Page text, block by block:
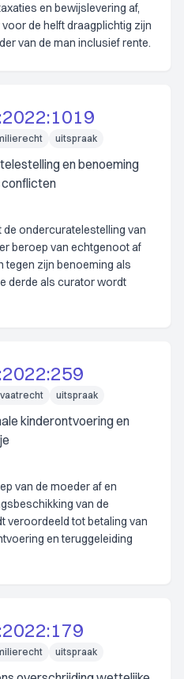
en bewijslevering af,
de helft draagplichtig zijn
van de man inclusief rente.
uitspraak
en benoeming
ondercuratelestelling van
beroep van echtgenoot af
tegen zijn benoeming als
derde als curator wordt
uitspraak
kinderontvoering en
van de moeder af en
van de
veroordeeld tot betaling van
en teruggeleiding
uitspraak